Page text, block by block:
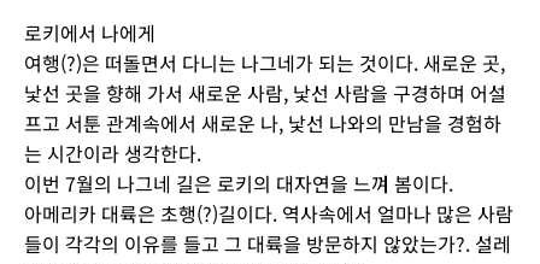
로키에서 나에게
여행(?)은 떠돌면서 다니는 나그네가 되는 것이다. 새로운 곳,
낯선 곳을 향해 가서 새로운 사람, 낯선 사람을 구경하며 어설
프고 서툰 관계속에서 새로운 나, 낯선 나와의 만남을 경험하
는 시간이라 생각한다.
이번 7월의 나그네 길은 로키의 대자연을 느껴 봄이다.
아메리카 대륙은 초행(?)길이다. 역사속에서 얼마나 많은 사람
들이 각각의 이유를 들고 그 대륙을 방문하지 않았는가?. 설레